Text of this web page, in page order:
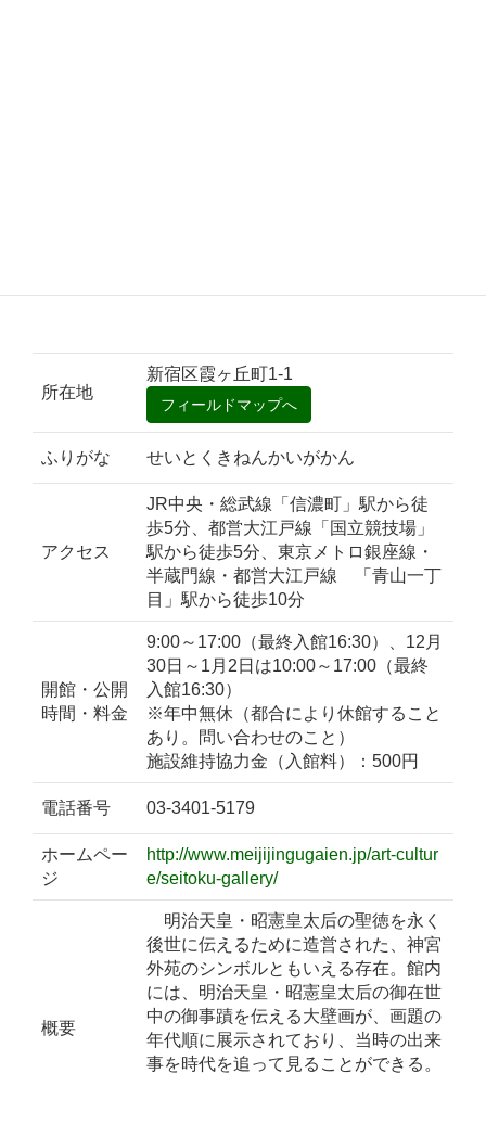
所在地
新宿区霞ヶ丘町1-1
ふりがな せいとくきねんかいがかん
アクセス
JR中央・総武線「信濃町」駅から徒
歩5分、都営大江戸線「国立競技場」
駅から徒歩5分、東京メトロ銀座線・
半蔵門線・都営大江戸線 「青山一丁
目」駅から徒歩10分
開館・公開
時間・料金
9:00～17:00（最終入館16:30）、12月
30日～1月2日は10:00～17:00（最終
入館16:30）
※年中無休（都合により休館すること
あり。問い合わせのこと）
施設維持協力金（入館料）：500円
電話番号 03-3401-5179
ホームペー
ジ
http://www.meijijingugaien.jp/art-cultur
e/seitoku-gallery/
概要
明治天皇・昭憲皇太后の聖徳を永く
後世に伝えるために造営された、神宮
外苑のシンボルともいえる存在。館内
には、明治天皇・昭憲皇太后の御在世
中の御事蹟を伝える大壁画が、画題の
年代順に展示されており、当時の出来
事を時代を追って見ることができる。